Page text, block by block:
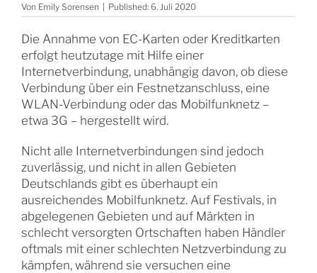
Von Emily Sorensen | Published: 6. Juli 2020
Die Annahme von EC-Karten oder Kreditkarten
erfolgt heutzutage mit Hilfe einer
Internetverbindung, unabhängig davon, ob diese
Verbindung über ein Festnetzanschluss, eine
WLAN-Verbindung oder das Mobilfunknetz –
etwa 3G – hergestellt wird.
Nicht alle Internetverbindungen sind jedoch
zuverlässig, und nicht in allen Gebieten
Deutschlands gibt es überhaupt ein
ausreichendes Mobilfunknetz. Auf Festivals, in
abgelegenen Gebieten und auf Märkten in
schlecht versorgten Ortschaften haben Händler
oftmals mit einer schlechten Netzverbindung zu
kämpfen, während sie versuchen eine